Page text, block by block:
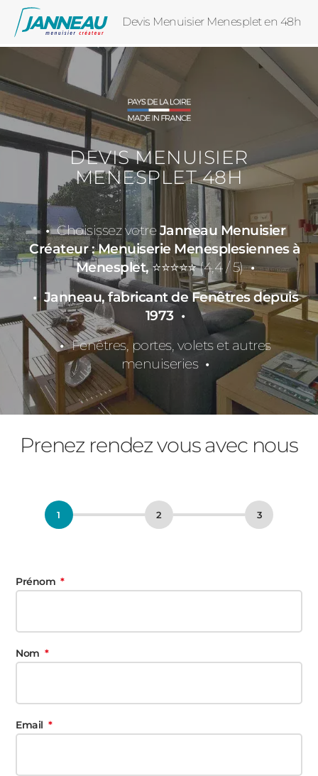
Devis Menuisier Menesplet en 48h
DEVIS MENUISIER
MENESPLET 48H
Choisissez votreJanneau Menuisier
Créateur : Menuiserie Menesplesiennes à
Menesplet,⭐⭐⭐⭐⭐ (4,4 / 5)
Janneau, fabricant de Fenêtres depuis
1973
Fenêtres, portes, volets et autres
menuiseries
Prenez rendez vous avec nous
Prénom
Nom
Email